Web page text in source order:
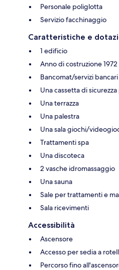
Personale poliglotta
Servizio facchinaggio
Caratteristiche e
1 edificio
Anno di costruzione 1972
Bancomat/servizi bancari
Una cassetta di
Una terrazza
Una palestra
Una sala giochi/
Trattamenti spa
Una discoteca
2 vasche idromassaggio
Una sauna
Sale per trattamenti e
Sala ricevimenti
Accessibilità
Ascensore
Accesso per sedia a
Percorso fino